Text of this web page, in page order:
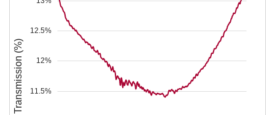
11.5%
12%
12.5%
Transmission (%)